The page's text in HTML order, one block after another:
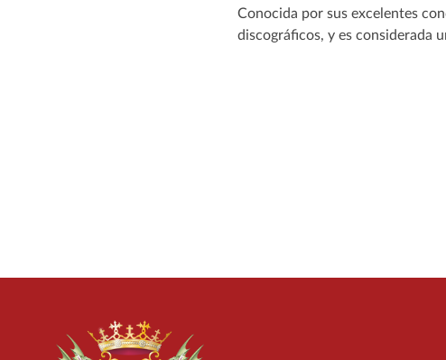
Conocida por sus excelentes
discográficos, y es considerada